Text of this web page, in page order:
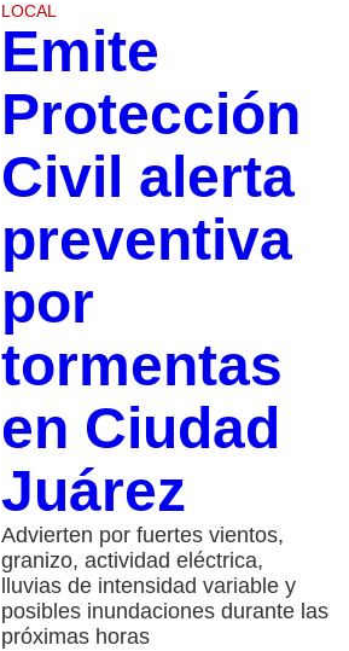
LOCAL
Emite
Protección
Civil alerta
preventiva
por
tormentas
en Ciudad
Juárez
Advierten por fuertes vientos,
granizo, actividad eléctrica,
lluvias de intensidad variable y
posibles inundaciones durante las
próximas horas